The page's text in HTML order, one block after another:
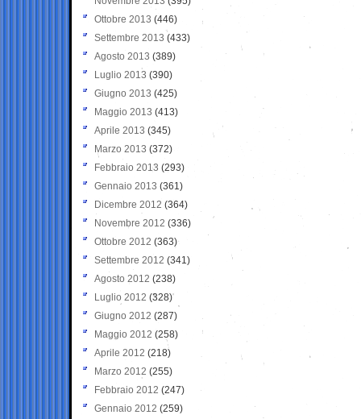
Ottobre 2013 (446)
Settembre 2013 (433)
Agosto 2013 (389)
Luglio 2013 (390)
Giugno 2013 (425)
Maggio 2013 (413)
Aprile 2013 (345)
Marzo 2013 (372)
Febbraio 2013 (293)
Gennaio 2013 (361)
Dicembre 2012 (364)
Novembre 2012 (336)
Ottobre 2012 (363)
Settembre 2012 (341)
Agosto 2012 (238)
Luglio 2012 (328)
Giugno 2012 (287)
Maggio 2012 (258)
Aprile 2012 (218)
Marzo 2012 (255)
Febbraio 2012 (247)
Gennaio 2012 (259)